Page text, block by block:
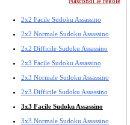
2x2 Facile Sudoku Assassino
2x2 Normale Sudoku Assassino
2x2 Difficile Sudoku Assassino
2x3 Facile Sudoku Assassino
2x3 Normale Sudoku Assassino
2x3 Difficile Sudoku Assassino
3x3 Facile Sudoku Assassino
3x3 Normale Sudoku Assassino